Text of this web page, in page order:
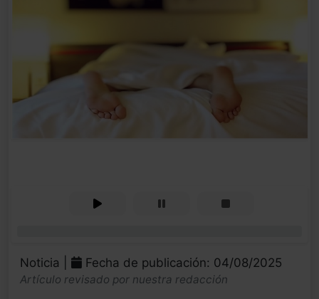
Noticia | Fecha de publicación: 04/08/2025
Artículo revisado por nuestra redacción